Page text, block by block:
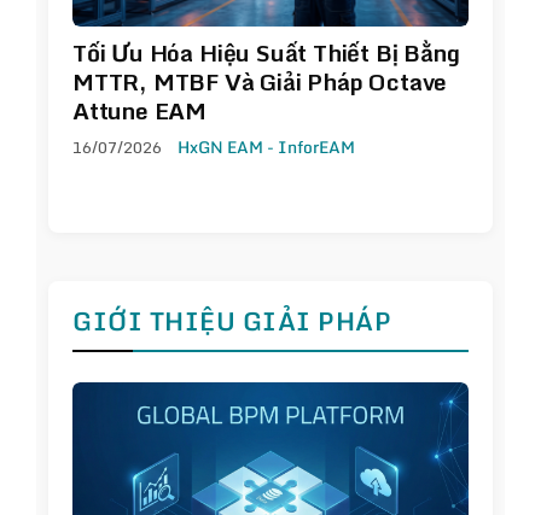
Tối Ưu Hóa Hiệu Suất Thiết Bị Bằng
MTTR, MTBF Và Giải Pháp Octave
Attune EAM
16/07/2026 HxGN EAM - InforEAM
GIỚI THIỆU GIẢI PHÁP